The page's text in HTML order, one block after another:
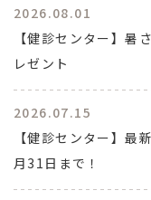
2026.08.01
【健診センター】
レゼント
2026.07.15
【健診センター】最
月31日まで！